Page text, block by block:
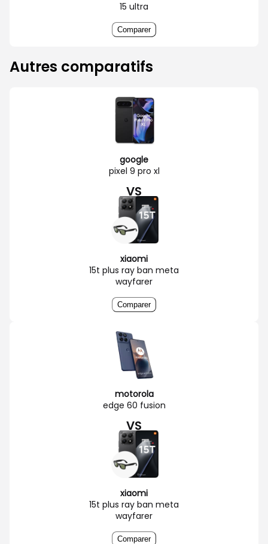
15 ultra
Comparer
Autres comparatifs
google
pixel 9 pro xl
VS
xiaomi
15t plus ray ban meta
wayfarer
Comparer
motorola
edge 60 fusion
VS
xiaomi
15t plus ray ban meta
wayfarer
Comparer